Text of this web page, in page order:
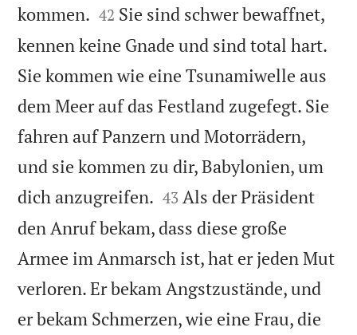
kommen. 

42 Sie sind schwer bewaffnet,
kennen keine Gnade und sind total hart.
Sie kommen wie eine Tsunamiwelle aus
dem Meer auf das Festland zugefegt. Sie
fahren auf Panzern und Motorrädern,
und sie kommen zu dir, Babylonien, um
dich anzugreifen. 

43 Als der Präsident
den Anruf bekam, dass diese große
Armee im Anmarsch ist, hat er jeden Mut
verloren. Er bekam Angstzustände, und
er bekam Schmerzen, wie eine Frau, die